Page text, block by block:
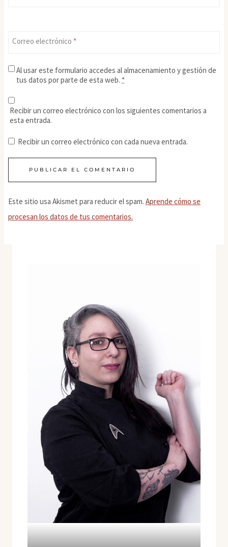
Correo electrónico *
Al usar este formulario accedes al almacenamiento y gestión de
tus datos por parte de esta web. *
Recibir un correo electrónico con los siguientes comentarios a
esta entrada.
Recibir un correo electrónico con cada nueva entrada.
Este sitio usa Akismet para reducir el spam. Aprende cómo se
procesan los datos de tus comentarios.